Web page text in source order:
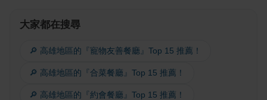
大家都在搜尋
🔎 高雄地區的『寵物友善餐廳』Top 15 推薦！
🔎 高雄地區的『合菜餐廳』Top 15 推薦！
🔎 高雄地區的『約會餐廳』Top 15 推薦！